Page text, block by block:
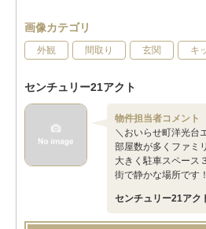
画像カテゴリ
外観 間取り 玄関 キ
センチュリー21アクト
物件担当者コメント
＼おいらせ町洋光台
部屋数が多くファミ
大きく駐車スペース
街で静かな場所です！
センチュリー21アク